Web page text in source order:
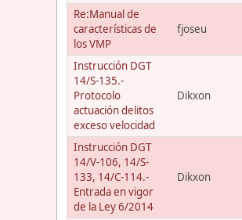
Re:Manual de
características de
los VMP
fjoseu
Instrucción DGT
14/S-135.-
Protocolo
actuación delitos
exceso velocidad
Dikxon
Instrucción DGT
14/V-106, 14/S-
133, 14/C-114.-
Entrada en vigor
de la Ley 6/2014
Dikxon